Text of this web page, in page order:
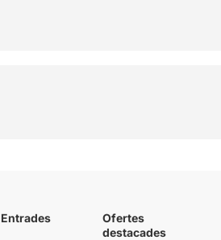
Entrades
Ofertes
destacades